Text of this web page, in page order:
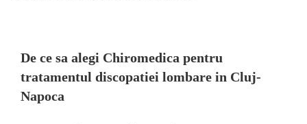
De ce sa alegi Chiromedica pentru
tratamentul discopatiei lombare in Cluj-
Napoca